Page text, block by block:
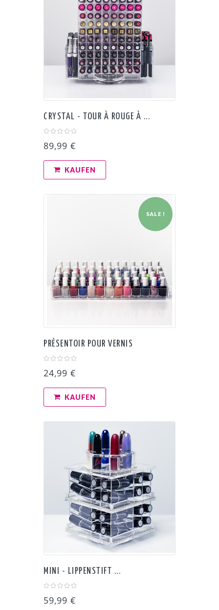
CRYSTAL - TOUR À ROUGE À ...
89,99 €
KAUFEN
PRÉSENTOIR POUR VERNIS
24,99 €
SALE !
KAUFEN
MINI - LIPPENSTIFT ...
59,99 €